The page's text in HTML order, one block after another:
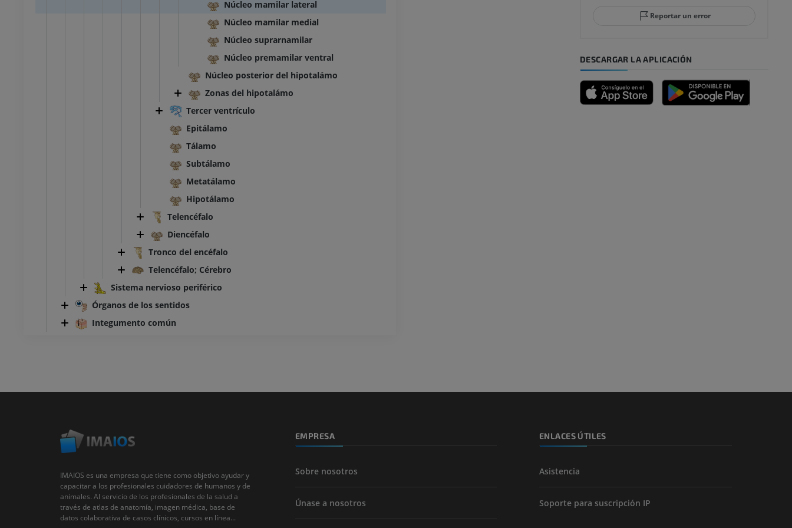
Núcleo mamilar lateral
Núcleo mamilar medial
Núcleo suprarnamilar
Núcleo premamilar ventral
Núcleo posterior del hipotalámo
Zonas del hipotalámo
Tercer ventrículo
Epitálamo
Tálamo
Subtálamo
Metatálamo
Hipotálamo
Telencéfalo
Diencéfalo
Tronco del encéfalo
Telencéfalo; Cérebro
Sistema nervioso periférico
Órganos de los sentidos
Integumento común
Ilustraciones
PREMIUM
superior
Angiografía
Reportar un error
DESCARGAR LA APLICACIÓN
IMAIOS es una empresa que tiene como objetivo ayudar y
capacitar a los profesionales cuidadores de humanos y de
animales. Al servicio de los profesionales de la salud a
través de atlas de anatomía, imagen médica, base de
datos colaborativa de casos clínicos, cursos en línea...
EMPRESA
Sobre nosotros
Únase a nosotros
ENLACES ÚTILES
Asistencia
Soporte para suscripción IP